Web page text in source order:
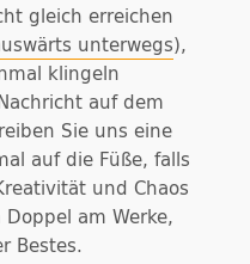
gleich erreichen
unterwegs),
klingeln
auf dem
Sie uns eine
auf die Füße, falls
und Chaos
am Werke,
Bestes.